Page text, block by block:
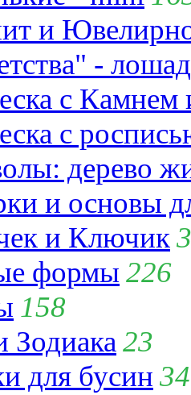
и
-
с
с
дерево
и основы
и Ключик
формы 226
158
Зодиака 23
для бусин 34